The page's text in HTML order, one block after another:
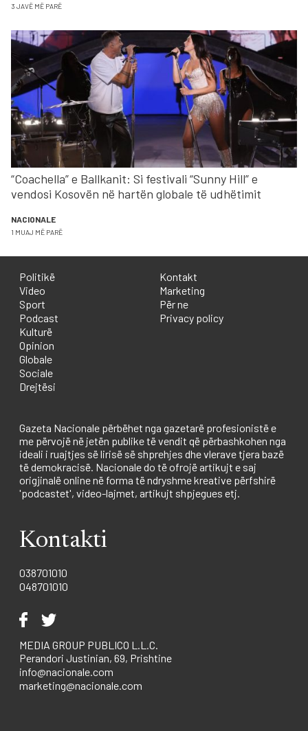
3 JAVË MË PARË
“Coachella” e Ballkanit: Si festivali “Sunny Hill” e
vendosi Kosovën në hartën globale të udhëtimit
NACIONALE
1 MUAJ MË PARË
Politikë
Video
Sport
Podcast
Kulturë
Opinion
Globale
Sociale
Drejtësi
Kontakt
Marketing
Për ne
Privacy policy
Gazeta Nacionale përbëhet nga gazetarë profesionistë e
me përvojë në jetën publike të vendit që përbashkohen nga
ideali i ruajtjes së lirisë së shprehjes dhe vlerave tjera bazë
të demokracisë. Nacionale do të ofrojë artikujt e saj
origjinalë online në forma të ndryshme kreative përfshirë
'podcastet', video-lajmet, artikujt shpjegues etj.
Kontakti
038701010
048701010
MEDIA GROUP PUBLICO L.L.C.
Perandori Justinian, 69, Prishtine
info@nacionale.com
marketing@nacionale.com